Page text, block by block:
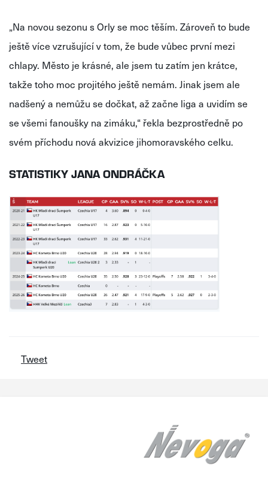
„Na novou sezonu s Orly se moc těším. Zároveň to bude
ještě více vzrušující v tom, že bude vůbec první mezi
chlapy. Město je krásné, ale jsem tu zatím jen krátce,
takže toho moc projitého ještě nemám. Jinak jsem ale
nadšený a nemůžu se dočkat, až začne liga a uvidím se
se všemi fanoušky na zimáku,“ řekla bezprostředně po
svém příchodu nová akvizice jihomoravského celku.
STATISTIKY JANA ONDRÁČKA
Tweet